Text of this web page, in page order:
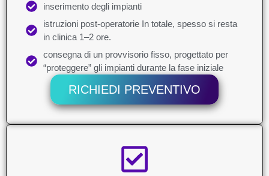
inserimento degli impianti
istruzioni post-operatorie In totale, spesso si resta
in clinica 1–2 ore.
consegna di un provvisorio fisso, progettato per
“proteggere” gli impianti durante la fase iniziale
RICHIEDI PREVENTIVO